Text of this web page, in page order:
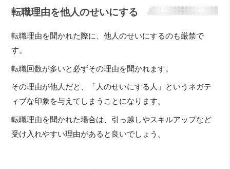
転職理由を他人のせいにする
転職理由を聞かれた際に、他人のせいにするのも厳禁で
す。
転職回数が多いと必ずその理由を聞かれます。
その理由が他人だと、「人のせいにする人」というネガテ
ィブな印象を与えてしまうことになります。
転職理由を聞かれた場合は、引っ越しやスキルアップなど
受け入れやすい理由があると良いでしょう。